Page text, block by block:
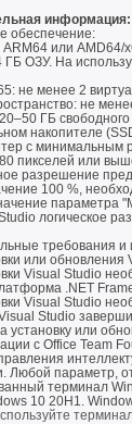
информация:
обеспечение:
ARM64 или
ГБ ОЗУ. На
не менее 2
не
ГБ
накопителе
с минимальным
пикселей или
разрешение
100 %,
параметра
логическое
требования и
или
Visual Studio
.NET
Visual Studio
Studio
установку или
с Office Team
Любой параметр,
терминал
10 20H1.